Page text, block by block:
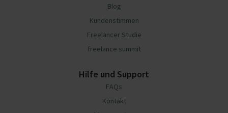
Blog
Kundenstimmen
Freelancer Studie
freelance summit
Hilfe und Support
FAQs
Kontakt